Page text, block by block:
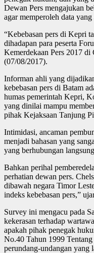
Dewan Pers mengajukan
agar memperoleh data yang
“Kebebasan pers di Kepri
dihadapan para peserta
Kemerdekaan Pers 2017
(07/08/2017).
Informan ahli yang
kebebasan pers di Batam
humas pemerintah Kepri,
yang dinilai mampu
pihak Kejaksaan Tanjung
Intimidasi, ancaman
menjadi bahasan yang
yang berhubungan
Bahkan perihal
perhatian dewan pers.
dibawah negara Timor
indeks kebebasan pers,”
Survey ini mengacu pada
kekerasan terhadap
apakah pihak penegak
No.40 Tahun 1999 Tentang
perundang-undangan yang